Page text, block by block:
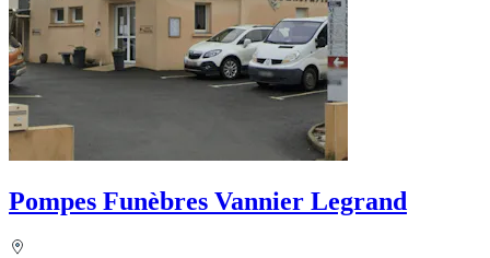
Pompes Funèbres Vannier Legrand